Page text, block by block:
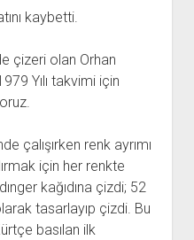
ARŞİV FONU
KOŞULLARI
KİTAPLIĞI
KİTAPLIĞI
KİTAPLIĞI
KİTAPLIĞI
KİTAPLIĞI
KİTAPLIĞI
FORMU
menüyü
kaybetti.
çizeri olan Orhan
Yılı takvimi için
çalışırken renk ayrımı
için her renkte
kağıdına çizdi; 52
tasarlayıp çizdi. Bu
basılan ilk